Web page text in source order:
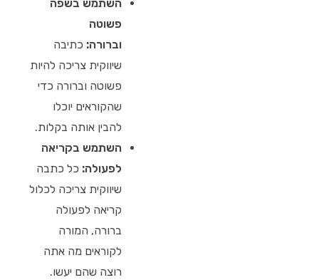
השתמש בשפה
פשוטה
וברורה: כתיבה
שיווקית צריכה להיות
פשוטה וברורה כדי
שהקוראים יוכלו
להבין אותה בקלות.
השתמש בקריאה
לפעולה: כל כתבה
שיווקית צריכה לכלול
קריאה לפעולה
ברורה, המורה
לקוראים מה אתה
רוצה שהם יעשו.